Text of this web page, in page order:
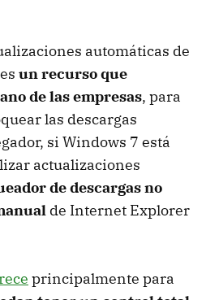
automáticas de
un recurso que
de las empresas, para
las descargas
si Windows 7 está
actualizaciones
de descargas no
de Internet Explorer
principalmente para